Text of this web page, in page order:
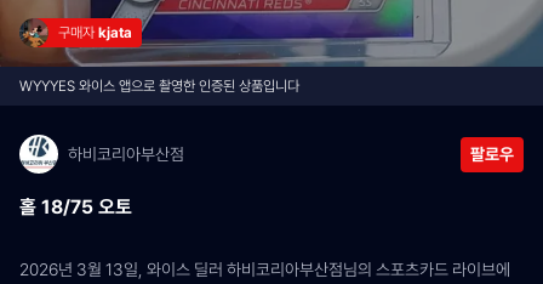
구매자 kjata
WYYYES 와이스 앱으로 촬영한 인증된 상품입니다
하비코리아부산점 팔로우
홀 18/75 오토
2026년 3월 13일, 와이스 딜러 하비코리아부산점님의 스포츠카드 라이브에